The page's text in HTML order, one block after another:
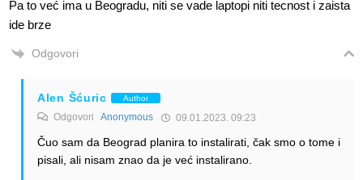
Pa to već ima u Beogradu, niti se vade laptopi niti tecnost i zaista
ide brze
Odgovori
Alen Šćuric Author
Odgovori Anonymous 09.01.2023. 09:23
Čuo sam da Beograd planira to instalirati, čak smo o tome i
pisali, ali nisam znao da je već instalirano.